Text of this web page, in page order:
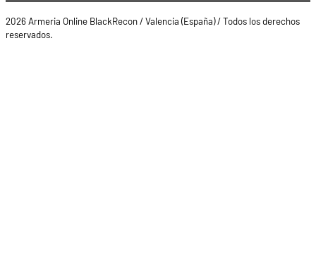
2026 Armeria Online BlackRecon / Valencia (España) / Todos los derechos
reservados.